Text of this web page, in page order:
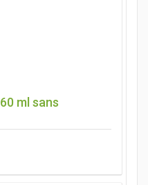
ml sans